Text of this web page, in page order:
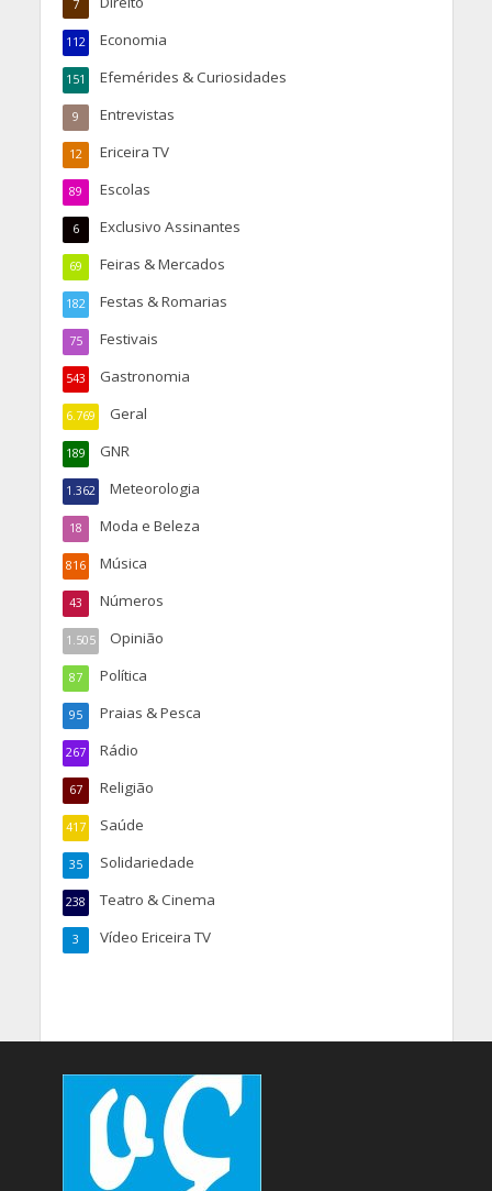
7
Economia
112
Efemérides & Curiosidades
151
Entrevistas
9
Ericeira TV
12
Escolas
89
Exclusivo Assinantes
6
Feiras & Mercados
69
Festas & Romarias
182
Festivais
75
Gastronomia
543
Geral
6.769
GNR
189
Meteorologia
1.362
Moda e Beleza
18
Música
816
Números
43
Opinião
1.505
Política
87
Praias & Pesca
95
Rádio
267
Religião
67
Saúde
417
Solidariedade
35
Teatro & Cinema
238
Vídeo Ericeira TV
3